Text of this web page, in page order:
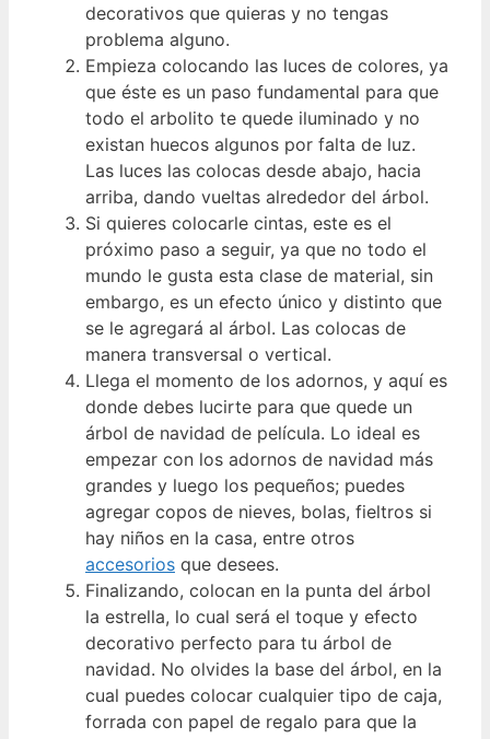
decorativos que quieras y no tengas
problema alguno.
Empieza colocando las luces de colores, ya
que éste es un paso fundamental para que
todo el arbolito te quede iluminado y no
existan huecos algunos por falta de luz.
Las luces las colocas desde abajo, hacia
arriba, dando vueltas alrededor del árbol.
Si quieres colocarle cintas, este es el
próximo paso a seguir, ya que no todo el
mundo le gusta esta clase de material, sin
embargo, es un efecto único y distinto que
se le agregará al árbol. Las colocas de
manera transversal o vertical.
Llega el momento de los adornos, y aquí es
donde debes lucirte para que quede un
árbol de navidad de película. Lo ideal es
empezar con los adornos de navidad más
grandes y luego los pequeños; puedes
agregar copos de nieves, bolas, fieltros si
hay niños en la casa, entre otros
accesorios que desees.
Finalizando, colocan en la punta del árbol
la estrella, lo cual será el toque y efecto
decorativo perfecto para tu árbol de
navidad. No olvides la base del árbol, en la
cual puedes colocar cualquier tipo de caja,
forrada con papel de regalo para que la